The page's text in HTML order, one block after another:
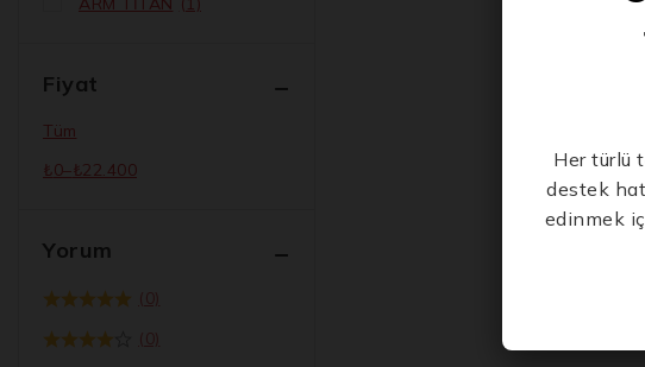
Fiyat
Tüm
₺0–₺22.400
Yorum
(0)
(0)
Her türlü
destek
edinmek